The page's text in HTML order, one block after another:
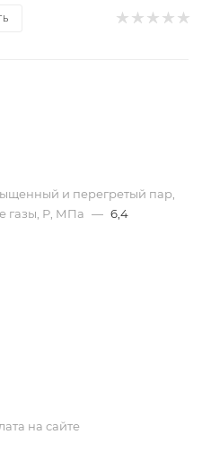
и перегретый пар,
газы, Р, МПа — 6,4
на сайте